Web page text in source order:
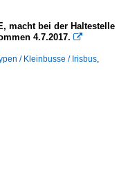
macht bei der Haltestelle
4.7.2017. 
/ Kleinbusse / Irisbus